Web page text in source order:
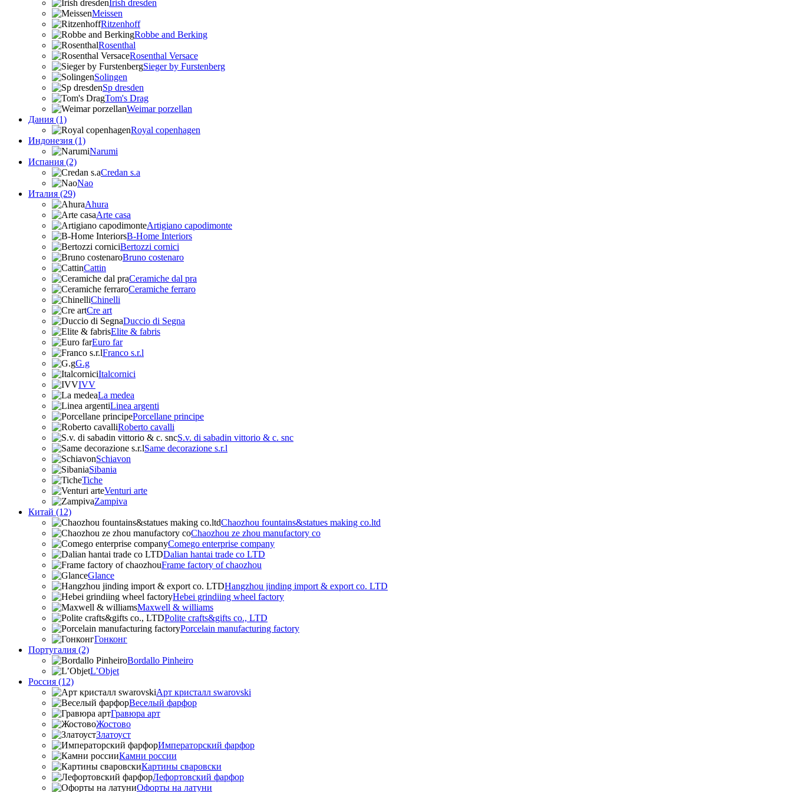
Irish dresden
Meissen
Ritzenhoff
Robbe and Berking
Rosenthal
Rosenthal Versace
Sieger by Furstenberg
Solingen
Sp dresden
Tom's Drag
Weimar porzellan
Дания (1)
Royal copenhagen
Индонезия (1)
Narumi
Испания (2)
Credan s.a
Nao
Италия (29)
Ahura
Arte casa
Artigiano capodimonte
B-Home Interiors
Bertozzi cornici
Bruno costenaro
Cattin
Ceramiche dal pra
Ceramiche ferraro
Chinelli
Cre art
Duccio di Segna
Elite & fabris
Euro far
Franco s.r.l
G.g
Italcornici
IVV
La medea
Linea argenti
Porcellane principe
Roberto cavalli
S.v. di sabadin vittorio & c. snc
Same decorazione s.r.l
Schiavon
Sibania
Tiche
Venturi arte
Zampiva
Китай (12)
Chaozhou fountains&statues making co.ltd
Chaozhou ze zhou manufactory co
Comego enterprise company
Dalian hantai trade co LTD
Frame factory of chaozhou
Glance
Hangzhou jinding import & export co. LTD
Hebei grindiing wheel factory
Maxwell & williams
Polite crafts&gifts co., LTD
Porcelain manufacturing factory
Гонконг
Португалия (2)
Bordallo Pinheiro
L’Objet
Россия (12)
Арт кристалл swarovski
Веселый фарфор
Гравюра арт
Жостово
Златоуст
Императорский фарфор
Камни россии
Картины сваровски
Лефортовский фарфор
Офорты на латуни